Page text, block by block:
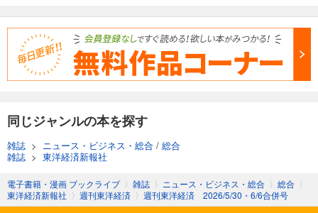
あらすじを表示する
週刊東洋経済 2025/11/8号
880円 (税込)
週刊東洋経済 2025/11/1号
880円 (税込)
カート
同じジャンルの本を探す
雑誌 > ニュース・ビジネス・総合 / 総合
雑誌 > 東洋経済新報社
電子書籍・漫画 ブックライブ 〉 雑誌 〉 ニュース・ビジネス・総合 〉 総合 〉
東洋経済新報社 〉 週刊東洋経済 〉 週刊東洋経済 2026/5/30・6/6合併号